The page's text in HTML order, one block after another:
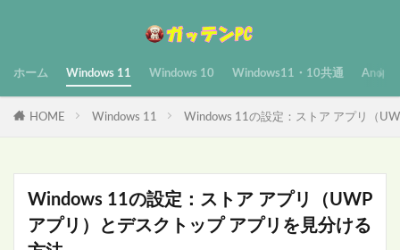
ホーム Windows 11 Windows 10 Windows11・10共通
HOME Windows 11 Windows 11の設定：ストア アプリ（
Windows 11の設定：ストア アプリ（UWP
アプリ）とデスクトップ アプリを見分ける